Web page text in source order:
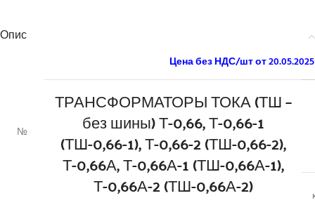
Опис
№
Цена без НДС/шт от 20.05.2025
ТРАНСФОРМАТОРЫ ТОКА (ТШ –
без шины) Т-0,66, Т-0,66-1
(ТШ-0,66-1), Т-0,66-2 (ТШ-0,66-2),
Т-0,66А, Т-0,66А-1 (ТШ-0,66А-1),
Т-0,66А-2 (ТШ-0,66А-2)